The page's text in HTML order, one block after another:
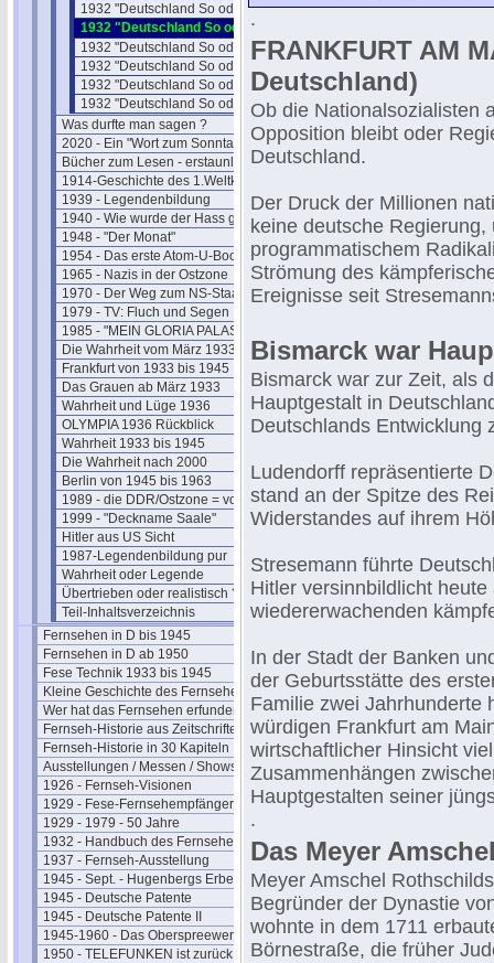
1932 "Deutschland So oder So" 11
1932 "Deutschland So oder So" 12
1932 "Deutschland So oder So" 13
1932 "Deutschland So oder So" 14
1932 "Deutschland So oder So" 15
1932 "Deutschland So oder So" 16
Was durfte man sagen ?
2020 - Ein "Wort zum Sonntag"
Bücher zum Lesen - erstaunlich
1914-Geschichte des 1.Weltkriegs
1939 - Legendenbildung
1940 - Wie wurde der Hass geschürt ?
1948 - "Der Monat"
1954 - Das erste Atom-U-Boot
1965 - Nazis in der Ostzone
1970 - Der Weg zum NS-Staat
1979 - TV: Fluch und Segen
1985 - "MEIN GLORIA PALAST"
Die Wahrheit vom März 1933
Frankfurt von 1933 bis 1945
Das Grauen ab März 1933
Wahrheit und Lüge 1936
OLYMPIA 1936 Rückblick
Wahrheit 1933 bis 1945
Die Wahrheit nach 2000
Berlin von 1945 bis 1963
1989 - die DDR/Ostzone = vorbei
1999 - "Deckname Saale"
Hitler aus US Sicht
1987-Legendenbildung pur
Wahrheit oder Legende
Übertrieben oder realistisch ?
Teil-Inhaltsverzeichnis
Fernsehen in D bis 1945
Fernsehen in D ab 1950
Fese Technik 1933 bis 1945
Kleine Geschichte des Fernsehens
Wer hat das Fernsehen erfunden?
Fernseh-Historie aus Zeitschriften
Fernseh-Historie in 30 Kapiteln
Ausstellungen / Messen / Shows
1926 - Fernseh-Visionen
1929 - Fese-Fernsehempfänger
1929 - 1979 - 50 Jahre
1932 - Handbuch des Fernsehens
1937 - Fernseh-Ausstellung
1945 - Sept. - Hugenbergs Erbe
1945 - Deutsche Patente
1945 - Deutsche Patente II
1945-1960 - Das Oberspreewerk
1950 - TELEFUNKEN ist zurück
.
FRANKFURT AM
Deutschland)
Ob die Nationalsozialisten
Opposition bleibt oder
Deutschland.
Der Druck der Millionen
keine deutsche
programmatischem
Strömung des
Ereignisse seit
Bismarck war
Bismarck war zur Zeit, als
Hauptgestalt in
Deutschlands Entwicklung
Ludendorff repräsentierte
stand an der Spitze des
Widerstandes auf ihrem
Stresemann führte
Hitler versinnbildlicht
wiedererwachenden
In der Stadt der Banken
der Geburtsstätte des
Familie zwei Jahrhunderte
würdigen Frankfurt am
wirtschaftlicher Hinsicht
Zusammenhängen
Hauptgestalten seiner
.
Das Meyer
Meyer Amschel
Begründer der Dynastie
wohnte in dem 1711
Börnestraße, die früher